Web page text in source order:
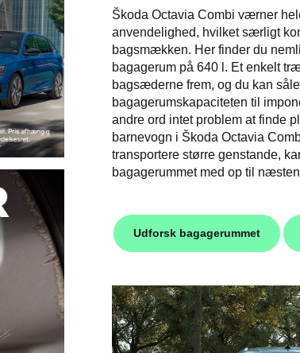
Škoda Octavia Combi værner
anvendelighed, hvilket særligt
bagsmækken. Her finder du
bagagerum på 640 l. Et enkelt
bagsæderne frem, og du kan
bagagerumskapaciteten til
andre ord intet problem at finde
barnevogn i Škoda Octavia
transportere større genstande,
bagagerummet med op til
Udforsk bagagerummet